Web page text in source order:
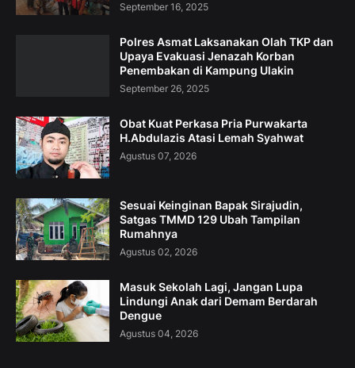
September 16, 2025
Polres Asmat Laksanakan Olah TKP dan
Upaya Evakuasi Jenazah Korban
Penembakan di Kampung Ulakin
September 26, 2025
Obat Kuat Perkasa Pria Purwakarta
H.Abdulazis Atasi Lemah Syahwat
Agustus 07, 2026
Sesuai Keinginan Bapak Sirajudin,
Satgas TMMD 129 Ubah Tampilan
Rumahnya
Agustus 02, 2026
Masuk Sekolah Lagi, Jangan Lupa
Lindungi Anak dari Demam Berdarah
Dengue
Agustus 04, 2026